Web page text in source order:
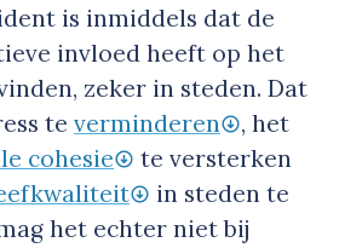
is inmiddels dat de
invloed heeft op het
zeker in steden. Dat
te verminderen
, het
cohesie
te versterken
in steden te
het echter niet bij